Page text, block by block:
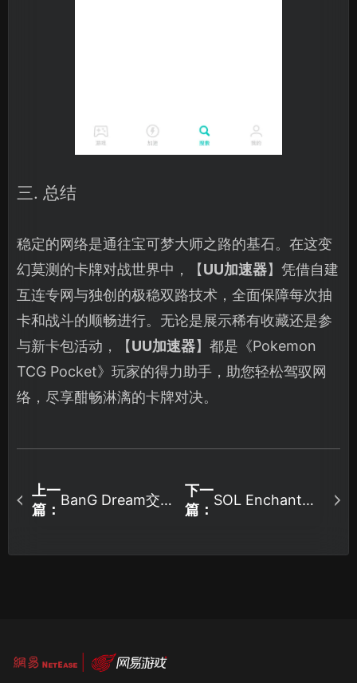
三. 总结
稳定的网络是通往宝可梦大师之路的基石。在这变
幻莫测的卡牌对战世界中，【UU加速器】凭借自建
互连专网与独创的极稳双路技术，全面保障每次抽
卡和战斗的顺畅进行。无论是展示稀有收藏还是参
与新卡包活动，【UU加速器】都是《Pokemon
TCG Pocket》玩家的得力助手，助您轻松驾驭网
络，尽享酣畅淋漓的卡牌对决。
上一
篇：
BanG Dream交
下一
篇：
SOL Enchant加